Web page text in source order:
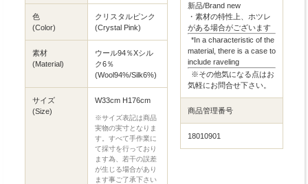
色
(Color)
クリスタルピンク
(Crystal Pink)
素材
(Material)
ウール94％Xシル
ク6％
(Wool94%/Silk6%)
サイズ
(Size)
W33cm H176cm
※サイズ表記は商品
実物の実寸となりま
す。すべて手作業に
て採寸を行っており
ます為、若干の誤差
が生じる場合があり
ます事ご了承下さい
新品/Brand new
・素材の特性上、ホツレ
がある場合がございます
*In a characteristic of the
material, there is a case to
include raveling
※その他気になる点はお
気軽にお問合せ下さい。
商品管理番号
18010901